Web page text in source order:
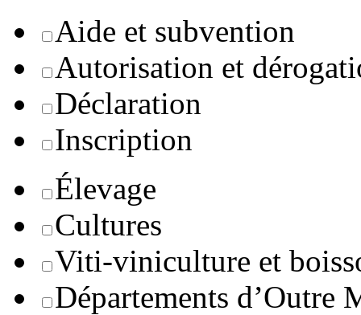
Aide et subvention
Autorisation et
Déclaration
Inscription
Élevage
Cultures
Viti-viniculture et
Départements d’Outre